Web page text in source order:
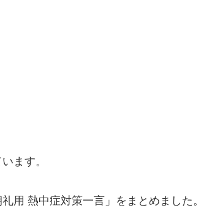
ます。
用 熱中症対策一言」をまとめました。